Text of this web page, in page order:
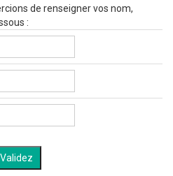
de renseigner vos nom,
: